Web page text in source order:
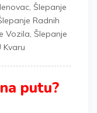
, Šlepanje
Radnih
Vozila, Šlepanje
Kvaru
putu?